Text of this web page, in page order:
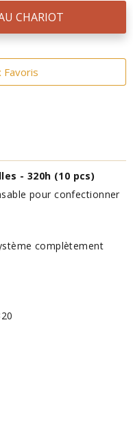
CHARIOT
Favoris
- 320h (10 pcs)
pour confectionner
complètement